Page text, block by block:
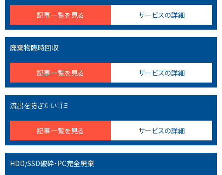
記事一覧を見る サービスの詳細
廃棄物臨時回収
記事一覧を見る サービスの詳細
流出を防ぎたいゴミ
記事一覧を見る サービスの詳細
HDD/SSD破砕・PC完全廃棄